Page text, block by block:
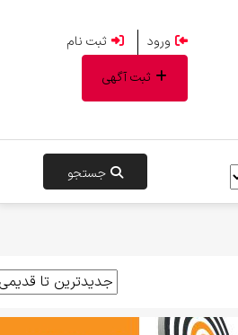
جستجو
ورود
ثبت نام
ثبت آگهی